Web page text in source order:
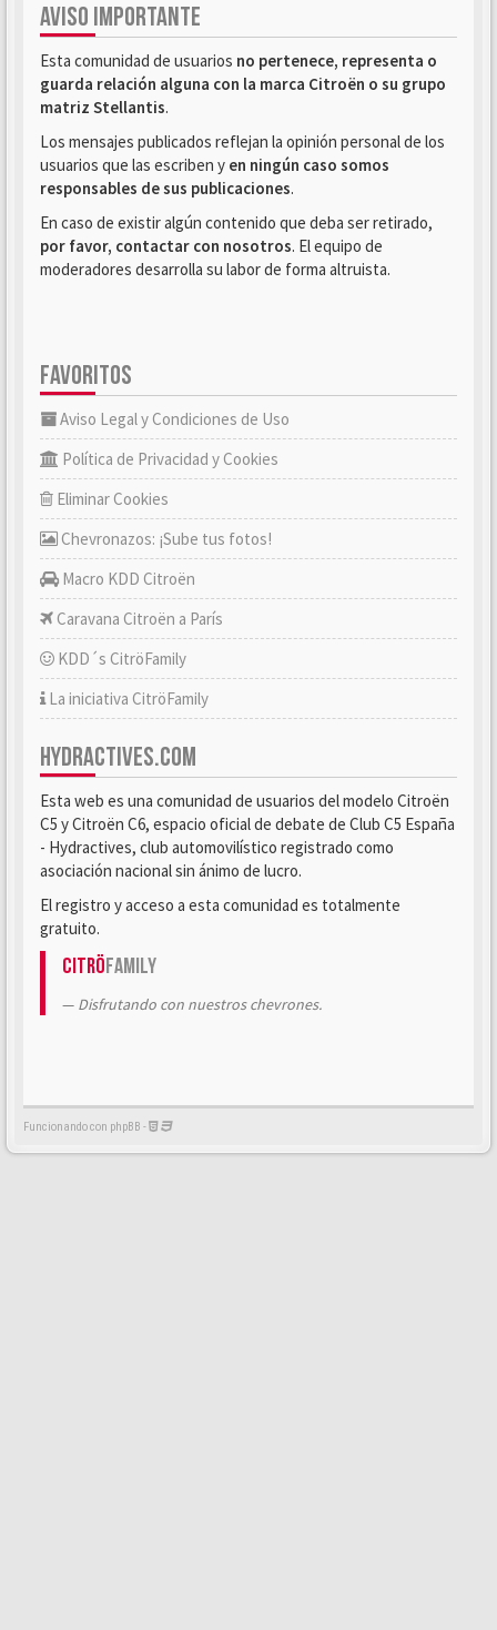
AVISO IMPORTANTE
Esta comunidad de usuarios no pertenece, representa o
guarda relación alguna con la marca Citroën o su grupo
matriz Stellantis.
Los mensajes publicados reflejan la opinión personal de los
usuarios que las escriben y en ningún caso somos
responsables de sus publicaciones.
En caso de existir algún contenido que deba ser retirado,
por favor, contactar con nosotros. El equipo de
moderadores desarrolla su labor de forma altruista.
FAVORITOS
Aviso Legal y Condiciones de Uso
Política de Privacidad y Cookies
Eliminar Cookies
Chevronazos: ¡Sube tus fotos!
Macro KDD Citroën
Caravana Citroën a París
KDD´s CitröFamily
La iniciativa CitröFamily
HYDRACTIVES.COM
Esta web es una comunidad de usuarios del modelo Citroën
C5 y Citroën C6, espacio oficial de debate de Club C5 España
- Hydractives, club automovilístico registrado como
asociación nacional sin ánimo de lucro.
El registro y acceso a esta comunidad es totalmente
gratuito.
CitröFamily
Disfrutando con nuestros chevrones.
Funcionando con phpBB -